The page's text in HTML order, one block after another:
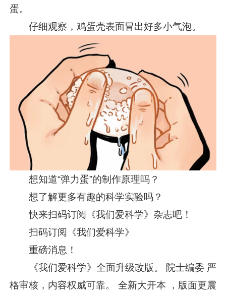
蛋。
仔细观察，鸡蛋壳表面冒出好多小气泡。
想知道“弹力蛋”的制作原理吗？
想了解更多有趣的科学实验吗？
快来扫码订阅《我们爱科学》杂志吧！
扫码订阅《我们爱科学》
重磅消息！
《我们爱科学》全面升级改版。 院士编委 严
格审核，内容权威可靠。 全新大开本 ，版面更震